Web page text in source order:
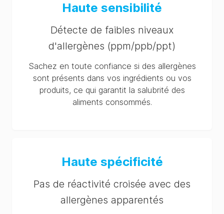
Haute sensibilité
Détecte de faibles niveaux
d'allergènes (ppm/ppb/ppt)
Sachez en toute confiance si des allergènes
sont présents dans vos ingrédients ou vos
produits, ce qui garantit la salubrité des
aliments consommés.
Haute spécificité
Pas de réactivité croisée avec des
allergènes apparentés